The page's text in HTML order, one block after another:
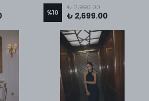
%10
₺ 2,990.00
₺ 2,699.00